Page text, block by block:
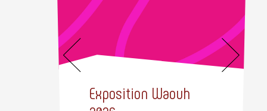
Exposition Waouh